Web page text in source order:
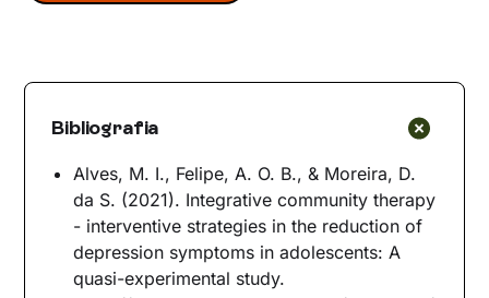
Bibliografia
Alves, M. I., Felipe, A. O. B., & Moreira, D.
da S. (2021). Integrative community therapy
- interventive strategies in the reduction of
depression symptoms in adolescents: A
quasi-experimental study.